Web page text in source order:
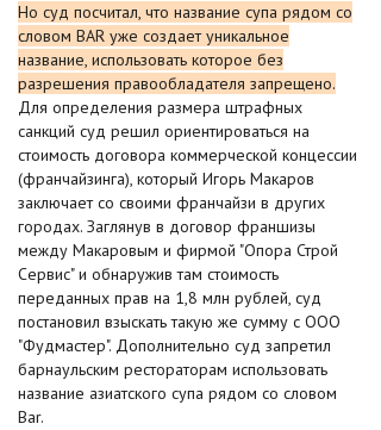
Но суд посчитал, что название супа рядом со
словом BAR уже создает уникальное
название, использовать которое без
разрешения правообладателя запрещено.
Для определения размера штрафных
санкций суд решил ориентироваться на
стоимость договора коммерческой концессии
(франчайзинга), который Игорь Макаров
заключает со своими франчайзи в других
городах. Заглянув в договор франшизы
между Макаровым и фирмой "Опора Строй
Сервис" и обнаружив там стоимость
переданных прав на 1,8 млн рублей, суд
постановил взыскать такую же сумму с ООО
"Фудмастер". Дополнительно суд запретил
барнаульским рестораторам использовать
название азиатского супа рядом со словом
Bar.